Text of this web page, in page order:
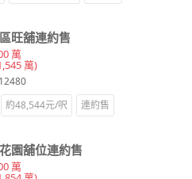
旺舖連約售
萬
萬)
約48,544元/呎 連約售
園舖位連約售
萬